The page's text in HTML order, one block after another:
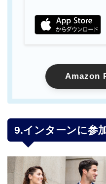
Amazon
9.インターンに参